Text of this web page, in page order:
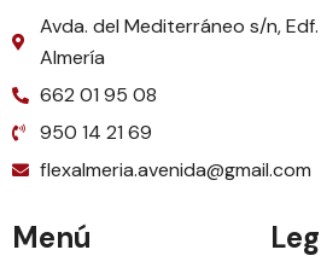
Avda. del Mediterráneo s/n, Edf.
Almería
662 01 95 08
950 14 21 69
flexalmeria.avenida@gmail.com
Menú